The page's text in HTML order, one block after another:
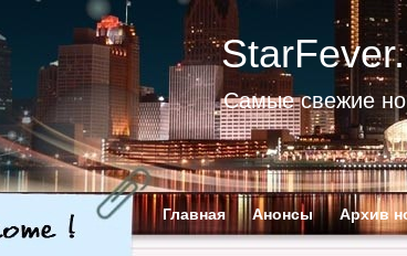
Самые свежие
Главная Анонсы Архив